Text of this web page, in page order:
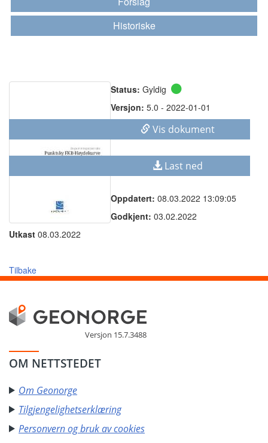
Historiske
Status: Gyldig
Versjon: 5.0 - 2022-01-01
Vis dokument
Last ned
Oppdatert: 08.03.2022 13:09:05
Godkjent: 03.02.2022
Utkast 08.03.2022
Tilbake